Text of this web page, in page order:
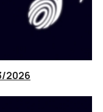
2026